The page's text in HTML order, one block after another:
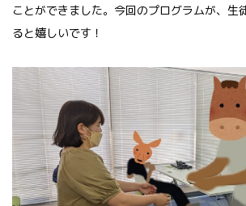
ことができました。今回のプログラムが、生
ると嬉しいです！